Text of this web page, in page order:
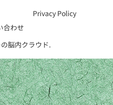
Privacy Policy
合わせ
脳内クラウド.